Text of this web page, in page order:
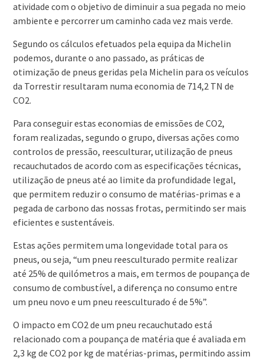
atividade com o objetivo de diminuir a sua pegada no meio
ambiente e percorrer um caminho cada vez mais verde.
Segundo os cálculos efetuados pela equipa da Michelin
podemos, durante o ano passado, as práticas de
otimização de pneus geridas pela Michelin para os veículos
da Torrestir resultaram numa economia de 714,2 TN de
CO2.
Para conseguir estas economias de emissões de CO2,
foram realizadas, segundo o grupo, diversas ações como
controlos de pressão, reesculturar, utilização de pneus
recauchutados de acordo com as especificações técnicas,
utilização de pneus até ao limite da profundidade legal,
que permitem reduzir o consumo de matérias-primas e a
pegada de carbono das nossas frotas, permitindo ser mais
eficientes e sustentáveis.
Estas ações permitem uma longevidade total para os
pneus, ou seja, “um pneu reesculturado permite realizar
até 25% de quilómetros a mais, em termos de poupança de
consumo de combustível, a diferença no consumo entre
um pneu novo e um pneu reesculturado é de 5%”.
O impacto em CO2 de um pneu recauchutado está
relacionado com a poupança de matéria que é avaliada em
2,3 kg de CO2 por kg de matérias-primas, permitindo assim